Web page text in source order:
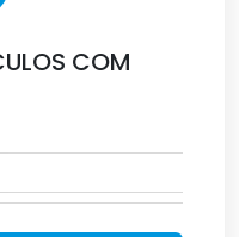
COM